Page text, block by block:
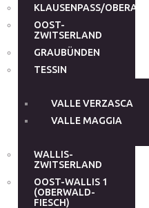
KLAUSENPASS/
OOST-
ZWITSERLAND
GRAUBÜNDEN
TESSIN
VALLE VERZASCA
VALLE MAGGIA
WALLIS-
ZWITSERLAND
OOST-WALLIS 1
(OBERWALD-
FIESCH)